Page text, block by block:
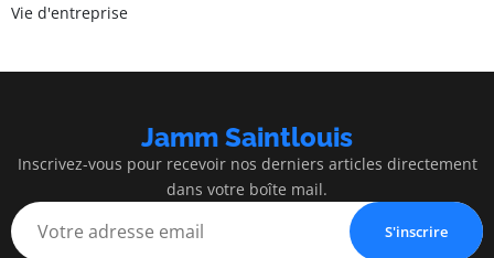
Vie d'entreprise
Jamm Saintlouis
Inscrivez-vous pour recevoir nos derniers articles directement
dans votre boîte mail.
S'inscrire